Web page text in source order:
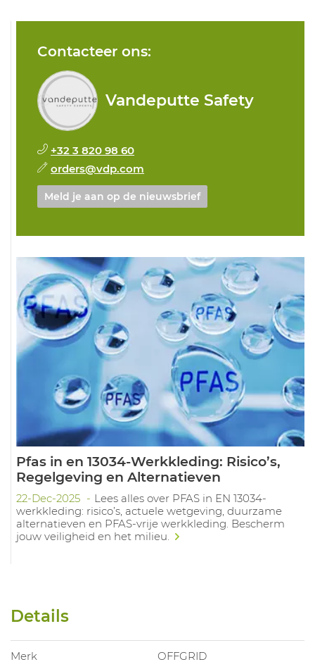
Contacteer ons:
Vandeputte Safety
+32 3 820 98 60
orders@vdp.com
Meld je aan op de nieuwsbrief
Pfas in en 13034-Werkkleding: Risico’s,
Regelgeving en Alternatieven
22-Dec-2025
Lees alles over PFAS in EN 13034-
werkkleding: risico’s, actuele wetgeving, duurzame
alternatieven en PFAS-vrije werkkleding. Bescherm
jouw veiligheid en het milieu.
Details
Merk OFFGRID